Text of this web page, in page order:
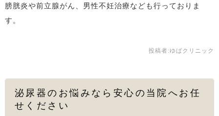
膀胱炎や前立腺がん、男性不妊治療なども行っておりま
す。
投稿者: ゆばクリニック
泌尿器のお悩みなら安心の当院へお任
せください